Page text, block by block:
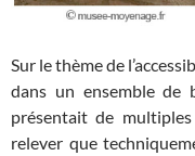
Sur le thème de
dans un ensemble de
présentait de
relever que